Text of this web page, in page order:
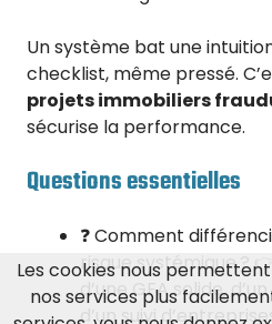
Un système bat une
checklist, même pressé.
projets immobiliers
sécurise la performance.
Questions essentielles
❓ Comment
risque systémique ?
d’une GFA solide,
d’un suivi
Les cookies nous
nos services plus